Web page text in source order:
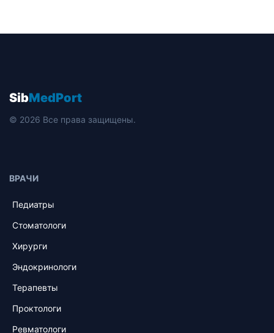
SibMedPort
© 2026 Все права защищены.
ВРАЧИ
Педиатры
Стоматологи
Хирурги
Эндокринологи
Терапевты
Проктологи
Ревматологи